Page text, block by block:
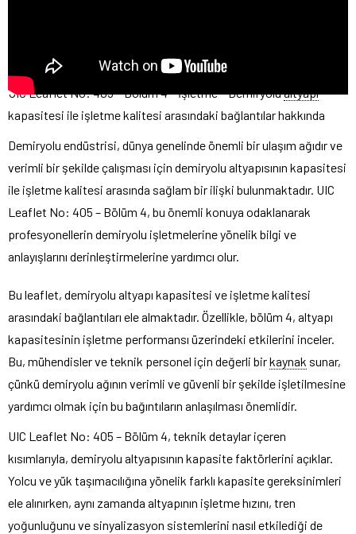
UIC Leaflet No: 405 – Bölüm 4 – İşletme – Demiryolualtyapı
kapasitesi ile işletme kalitesi arasındaki bağlantılar hakkında
Demiryolu endüstrisi, dünya genelinde önemli bir ulaşım ağıdır ve
verimli bir şekilde çalışması için demiryolu altyapısının kapasitesi
ile işletme kalitesi arasında sağlam bir ilişki bulunmaktadır. UIC
Leaflet No: 405 – Bölüm 4, bu önemli konuya odaklanarak
profesyonellerin demiryolu işletmelerine yönelik bilgi ve
anlayışlarını derinleştirmelerine yardımcı olur.
Bu leaflet, demiryolu altyapı kapasitesi ve işletme kalitesi
arasındaki bağlantıları ele almaktadır. Özellikle, bölüm 4, altyapı
kapasitesinin işletme performansı üzerindeki etkilerini inceler.
Bu, mühendisler ve teknik personel için değerli birkaynak sunar,
çünkü demiryolu ağının verimli ve güvenli bir şekilde işletilmesine
yardımcı olmak için bu bağıntıların anlaşılması önemlidir.
UIC Leaflet No: 405 – Bölüm 4, teknik detaylar içeren
kısımlarıyla, demiryolu altyapısının kapasite faktörlerini açıklar.
Yolcu ve yük taşımacılığına yönelik farklı kapasite gereksinimleri
ele alınırken, aynı zamanda altyapının işletme hızını, tren
yoğunluğunu ve sinyalizasyon sistemlerini nasıl etkilediği de